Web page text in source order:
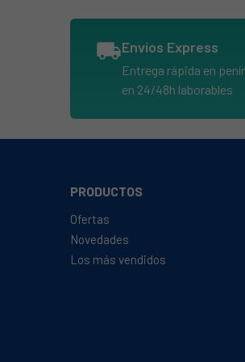
BRANDT, SE2612R
BRANDT, SE2612S
BRANDT, SE2617S1
BRANDT, SM2600S1
local_shippingEnvíos Express
Entrega rápida en
en 24/48h laborables
PRODUCTOS
Ofertas
Novedades
Los más vendidos